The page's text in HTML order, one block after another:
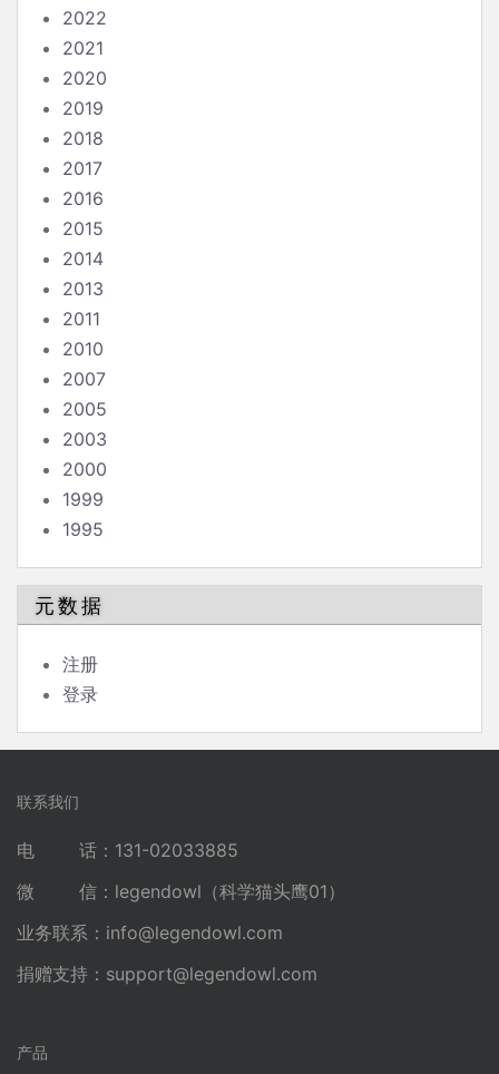
2022
2021
2020
2019
2018
2017
2016
2015
2014
2013
2011
2010
2007
2005
2003
2000
1999
1995
元数据
注册
登录
联系我们
电 话：131-02033885
微 信：legendowl（科学猫头鹰01）
业务联系： info@legendowl.com
捐赠支持： support@legendowl.com
产品